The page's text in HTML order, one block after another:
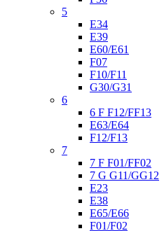
5
E34
E39
E60/E61
F07
F10/F11
G30/G31
6
6 F F12/FF13
E63/E64
F12/F13
7
7 F F01/FF02
7 G G11/GG12
E23
E38
E65/E66
F01/F02